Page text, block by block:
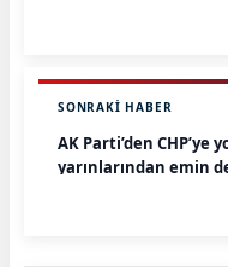
SONRAKI HABER
AK Parti’den CHP’ye
yarınlarından emin